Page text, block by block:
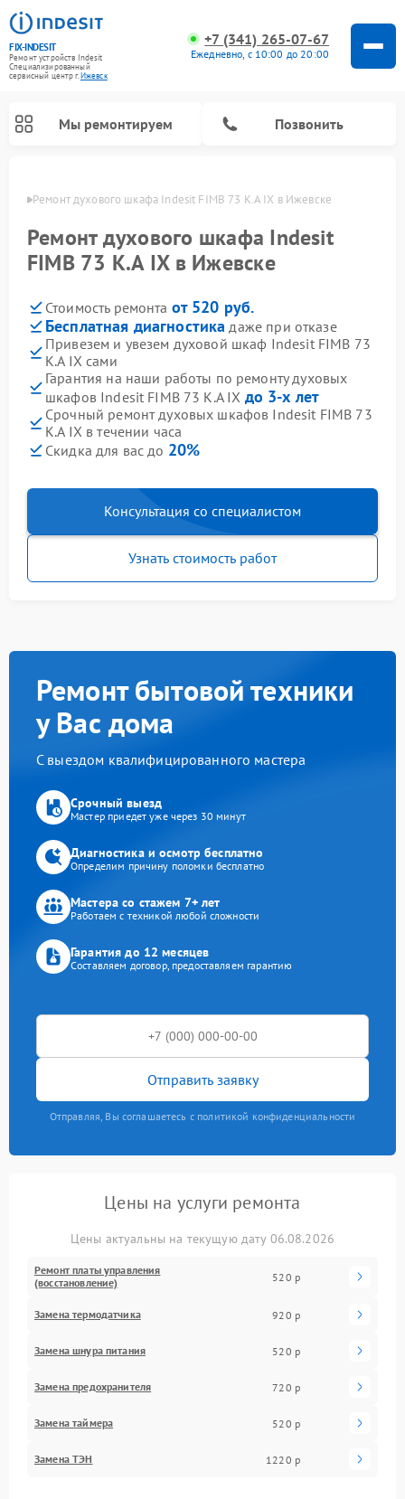
FIX-INDESIT
Ремонт устройств Indesit
Специализированный
cервисный центр г.Ижевск
+7 (341) 265-07-67
Ежедневно, с 10:00 до 20:00
Мы ремонтируем Позвонить
Ремонт духового шкафа Indesit FIMB 73 K.A IX в Ижевске
Ремонт духового шкафа Indesit
FIMB 73 K.A IX в Ижевске
Стоимость ремонта от 520 руб.
Бесплатная диагностика даже при отказе
Привезем и увезем духовой шкаф Indesit FIMB 73
K.A IX сами
Гарантия на наши работы по ремонту духовых
шкафов Indesit FIMB 73 K.A IX до 3-х лет
Срочный ремонт духовых шкафов Indesit FIMB 73
K.A IX в течении часа
Скидка для вас до 20%
Консультация со специалистом
Узнать стоимость работ
Ремонт бытовой техники
у Вас дома
С выездом квалифицированного мастера
Срочный выезд
Мастер приедет уже через 30 минут
Диагностика и осмотр бесплатно
Определим причину поломки бесплатно
Мастера со стажем 7+ лет
Работаем с техникой любой сложности
Гарантия до 12 месяцев
Составляем договор, предоставляем гарантию
Отправить заявку
Отправляя, Вы соглашаетесь с политикой конфиденциальности
Цены на услуги ремонта
Цены актуальны на текущую дату 06.08.2026
Ремонт платы управления
(восстановление)
520 р
Замена термодатчика 920 р
Замена шнура питания 520 р
Замена предохранителя 720 р
Замена таймера 520 р
Замена ТЭН 1220 р